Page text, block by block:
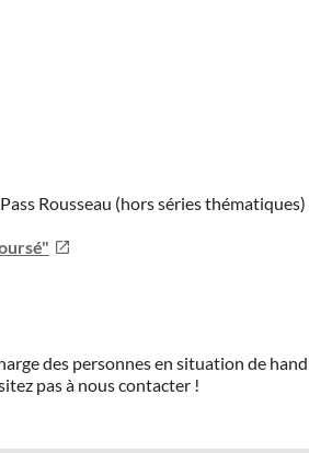
Rousseau (hors séries
des personnes en situation de
pas à nous contacter !